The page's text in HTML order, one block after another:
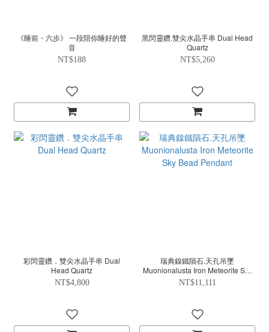
《睡前・六步》 一段陪你睡好的聲
音
NT$188
黑閃靈鑽.雙尖水晶手串 Dual Head
Quartz
NT$5,260
彩閃靈鑽．雙尖水晶手串 Dual
Head Quartz
NT$4,800
瑞典鎳鐵隕石.天孔吊墜
Muonionalusta Iron Meteorite Sky
Bead Pendant
NT$11,111